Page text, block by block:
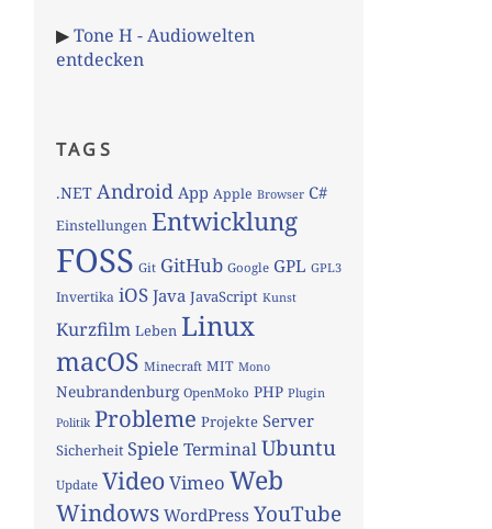
▶Tone H - Audiowelten
entdecken
TAGS
.NET Android App Apple Browser C#
Einstellungen Entwicklung
FOSS Git GitHub Google GPL GPL3
Invertika iOS Java JavaScript Kunst
Kurzfilm Leben Linux
macOS Minecraft MIT Mono
Neubrandenburg OpenMoko PHP Plugin
Politik Probleme Projekte Server
Sicherheit Spiele TerminalUbuntu
Update VideoVimeo Web
Windows WordPress YouTube